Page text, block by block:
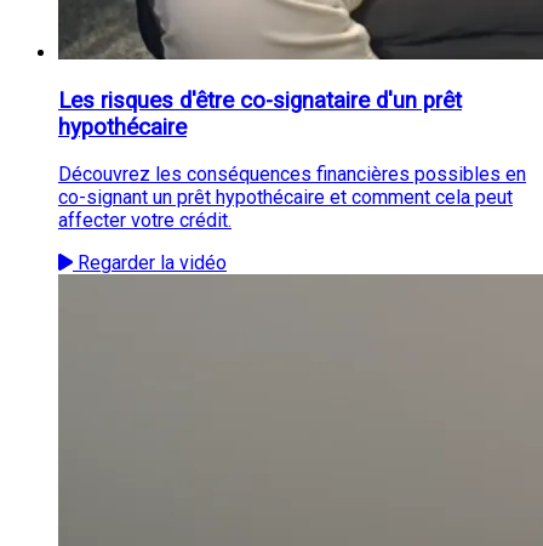
Les risques d'être co-signataire d'un prêt
hypothécaire
Découvrez les conséquences financières possibles en
co-signant un prêt hypothécaire et comment cela peut
affecter votre crédit.
Regarder la vidéo